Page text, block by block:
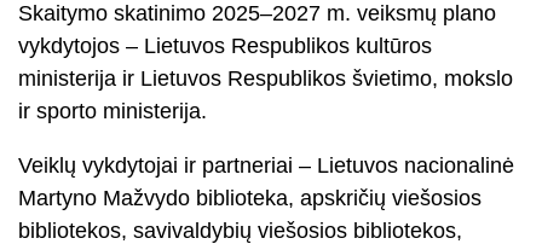
Skaitymo skatinimo 2025–2027 m. veiksmų plano
vykdytojos – Lietuvos Respublikos kultūros
ministerija ir Lietuvos Respublikos švietimo, mokslo
ir sporto ministerija.
Veiklų vykdytojai ir partneriai – Lietuvos nacionalinė
Martyno Mažvydo biblioteka, apskričių viešosios
bibliotekos, savivaldybių viešosios bibliotekos,